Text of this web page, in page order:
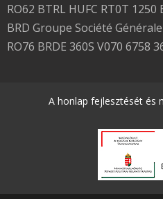
RO62 BTRL HUFC RT0T 1250
BRD Groupe Société
RO76 BRDE 360S V070 6758
A honlap fejlesztését és